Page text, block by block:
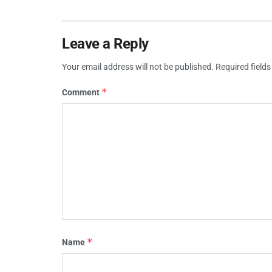
Leave a Reply
Your email address will not be published. Required
Comment *
Name *